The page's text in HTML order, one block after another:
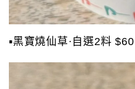
▪️黑寶燒仙草·自選2料 $60